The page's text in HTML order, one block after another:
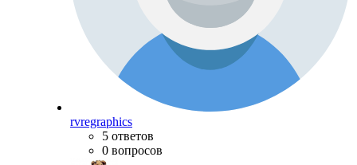
rvregraphics
5 ответов
0 вопросов